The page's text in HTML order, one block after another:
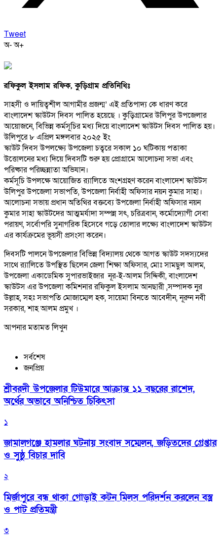
Tweet
অ-অ+
রফিকুল ইসলাম রফিক, কুড়িগ্রাম প্রতিনিধিঃ
সাহসী ও দায়িত্বশীল আগামীর প্রজন্ম’ এই প্রতিপাদ্য কে ধারণ করে
বাংলাদেশ স্কাউটস দিবস পালিত হয়েছে । কুড়িগ্রামের উলিপুর উপজেলার
আয়োজনে, বিভিন্ন কর্মসূচির মধ্য দিয়ে বাংলাদেশ স্কাউটস দিবস পালিত হয়।
উলিপুরে ৮ এপ্রিল মঙ্গলবার ২০২৫ ইং
স্কাউট দিবস উপলক্ষ্যে উপজেলা চত্বরে সকাল ১০ ঘটিকায় পতাকা
উত্তোলনের মধ্য দিয়ে দিবসটি শুরু হয় প্রোগ্রামে আলোচনা সভা এবং
পরিষ্কার পরিচ্ছন্নাতা অভিযান।
কর্মসূচি উপলক্ষে আয়োজিত র‍্যালিতে অংশগ্রহণ করেন বাংলাদেশ স্কাউটস
উলিপুর উপজেলা সভাপতি, উপজেলা নির্বাহী অফিসার নয়ন কুমার সাহা।
আলোচনা সভায় প্রধান অতিথির বক্তব্যে উপজেলা নির্বাহী অফিসার নয়ন
কুমার সাহা স্কাউটদের আত্মমর্যাদা সম্পন্ন সৎ, চরিত্রবান, কর্মোদ্যোগী সেবা
পরায়ণ, সর্বোপরি সুনাগরিক হিসেবে গড়ে তোলার লক্ষ্যে বাংলাদেশ স্কাউটস
এর কার্যক্রমের ভূয়সী প্রসংসা করেন।
দিবসটি পালনে উপজেলার বিভিন্ন বিদ্যালয় থেকে আগত স্কাউট সদস্যদের
সাথে র‍্যালিতে উপস্থিত ছিলেন জেলা শিক্ষা অফিসার, মোঃ সামছুল আলম,
উপজেলা একাডেমিক সুপারভাইজার নূর-ই-আলম সিদ্দিকী, বাংলাদেশ
স্কাউটস এর উপজেলা কমিশনার রফিকুল ইসলাম আনছারী ,সম্পাদক নুর
উল্লাহ, সহঃ সভাপতি মোজাম্মেল হক, সায়েমা বিনতে আবেদীন, নূরুন নবী
সরকার, শাহ আলম প্রমুখ ।
আপনার মতামত লিখুন
সর্বশেষ
জনপ্রিয়
শ্রীবরদী উপজেলার টিউমারে আক্রান্ত ১১ বছরের রাশেদ,
অর্থের অভাবে অনিশ্চিত চিকিৎসা
১
জামালগঞ্জে হামলার ঘটনায় সংবাদ সম্মেলন, জড়িতদের গ্রেপ্তার
ও সুষ্ঠু বিচার দাবি
২
মির্জাপুরে বন্ধ থাকা গোড়াই কটন মিলস পরিদর্শন করলেন বস্ত্র
ও পাট প্রতিমন্ত্রী
৩